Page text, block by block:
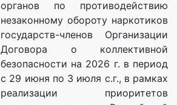
органов по противодействию
незаконному обороту наркотиков
государств-членов Организации
Договора о коллективной
безопасности на 2026 г. в период
с 29 июня по 3 июля с.г., в рамках
реализации приоритетов